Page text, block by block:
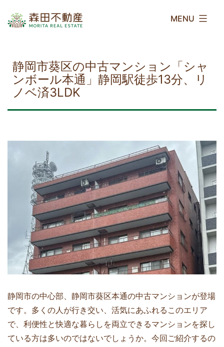
田
産
静岡市葵区の中古マンション「シャ
ンボール本通」静岡駅徒歩13分、リ
ノベ済3LDK
静岡市の中心部、静岡市葵区本通の中古マンションが登場
です。多くの人が行き交い、活気にあふれるこのエリア
で、利便性と快適な暮らしを両立できるマンションを探し
ている方は多いのではないでしょうか。今回ご紹介するの